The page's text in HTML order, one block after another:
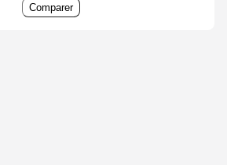
Comparer